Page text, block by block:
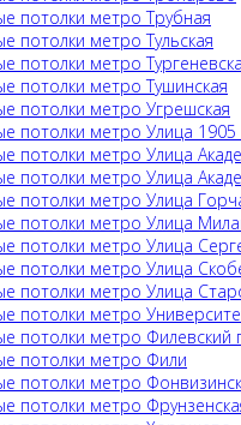
потолки метро Трубная
потолки метро Тульская
потолки метро
потолки метро Тушинская
потолки метро Угрешская
потолки метро Улица 1905
потолки метро Улица
потолки метро Улица
потолки метро Улица
потолки метро Улица
потолки метро Улица
потолки метро Улица
потолки метро Улица
потолки метро
потолки метро Филевский
потолки метро Фили
потолки метро
потолки метро